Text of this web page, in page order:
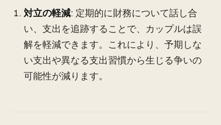
対立の軽減: 定期的に財務について話し合
い、支出を追跡することで、カップルは誤
解を軽減できます。これにより、予期しな
い支出や異なる支出習慣から生じる争いの
可能性が減ります。